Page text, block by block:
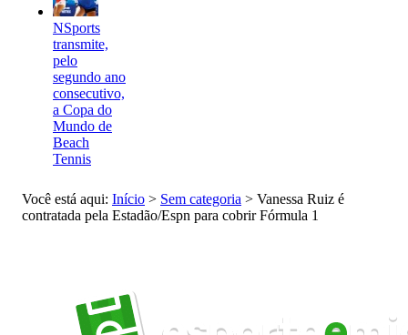
NSports
transmite,
pelo
segundo ano
consecutivo,
a Copa do
Mundo de
Beach
Tennis
Você está aqui: Início > Sem categoria > Vanessa Ruiz é
contratada pela Estadão/Espn para cobrir Fórmula 1